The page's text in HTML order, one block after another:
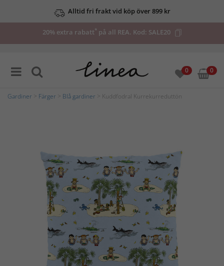
Alltid fri frakt vid köp över 899 kr
20% extra rabatt*på all REA. Kod: SALE20
0 0
Gardiner Färger Blå gardiner > Kuddfodral Kurrekurreduttön